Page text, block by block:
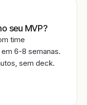
seu MVP?
time
6-8 semanas.
sem deck.